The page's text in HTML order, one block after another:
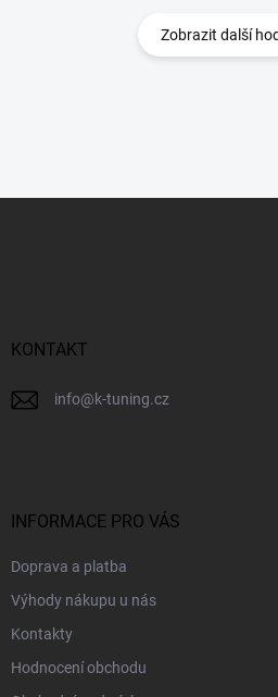
Zobrazit další
KONTAKT
info@k-tuning.cz
INFORMACE PRO VÁS
Doprava a platba
Výhody nákupu u nás
Kontakty
Hodnocení obchodu